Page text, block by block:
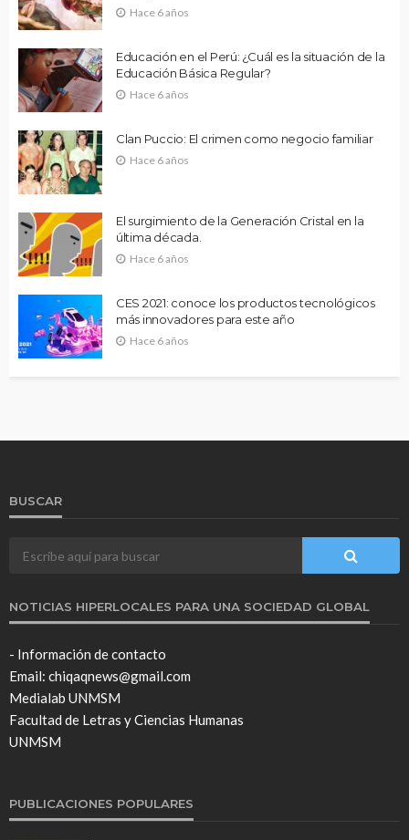
Hace 6 años
Educación en el Perú: ¿Cuál es la situación de la
Educación Básica Regular?
Hace 6 años
Clan Puccio: El crimen como negocio familiar
Hace 6 años
El surgimiento de la Generación Cristal en la
última década.
Hace 6 años
CES 2021: conoce los productos tecnológicos
más innovadores para este año
Hace 6 años
BUSCAR
NOTICIAS HIPERLOCALES PARA UNA SOCIEDAD GLOBAL
- Información de contacto
Email: chiqaqnews@gmail.com
Medialab UNMSM
Facultad de Letras y Ciencias Humanas
UNMSM
PUBLICACIONES POPULARES